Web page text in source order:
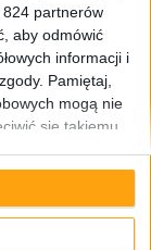
partnerów
aby odmówić
informacji i
Pamiętaj,
mogą nie
się takiemu
zmienić swoje
i klikając
z kapci,